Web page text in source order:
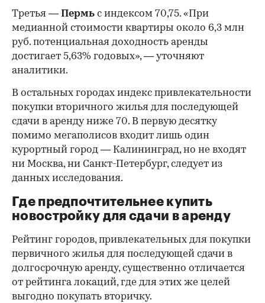
Третья — Пермь с индексом 70,75. «При
медианной стоимости квартиры около 6,3 млн
руб. потенциальная доходность аренды
достигает 5,63% годовых», — уточняют
аналитики.
В остальных городах индекс привлекательности
покупки вторичного жилья для последующей
сдачи в аренду ниже 70. В первую десятку
помимо мегаполисов входит лишь один
курортный город — Калининград, но не входят
ни Москва, ни Санкт-Петербург, следует из
данных исследования.
Где предпочтительнее купить
новостройку для сдачи в аренду
Рейтинг городов, привлекательных для покупки
первичного жилья для последующей сдачи в
долгосрочную аренду, существенно отличается
от рейтинга локаций, где для этих же целей
выгодно покупать вторичку.